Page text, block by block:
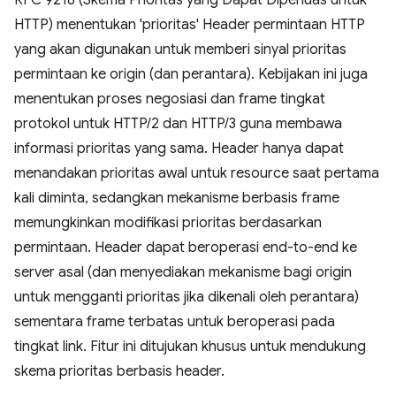
HTTP) menentukan 'prioritas' Header permintaan HTTP
yang akan digunakan untuk memberi sinyal prioritas
permintaan ke origin (dan perantara). Kebijakan ini juga
menentukan proses negosiasi dan frame tingkat
protokol untuk HTTP/2 dan HTTP/3 guna membawa
informasi prioritas yang sama. Header hanya dapat
menandakan prioritas awal untuk resource saat pertama
kali diminta, sedangkan mekanisme berbasis frame
memungkinkan modifikasi prioritas berdasarkan
permintaan. Header dapat beroperasi end-to-end ke
server asal (dan menyediakan mekanisme bagi origin
untuk mengganti prioritas jika dikenali oleh perantara)
sementara frame terbatas untuk beroperasi pada
tingkat link. Fitur ini ditujukan khusus untuk mendukung
skema prioritas berbasis header.